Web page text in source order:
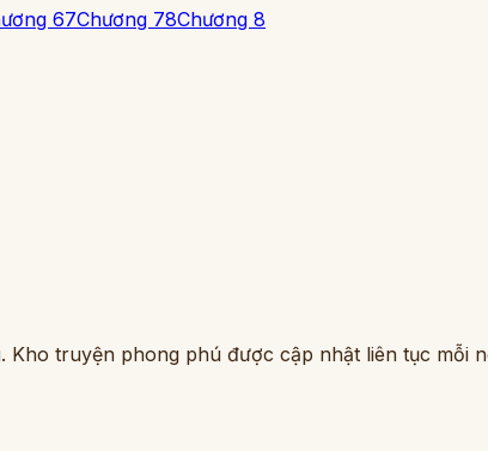
67Chương 78Chương 8
truyện phong phú được cập nhật liên tục mỗi